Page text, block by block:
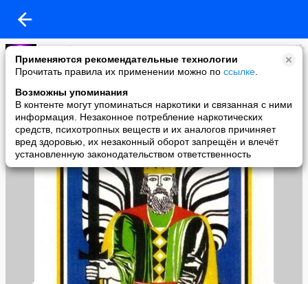
Применяются рекомендательные технологии
Прочитать правила их применении можно по ссылке
Возможны упоминания
В контенте могут упоминаться наркотики и связанная с ними
информация. Незаконное потребление наркотических
средств, психотропных веществ и их аналогов причиняет
вред здоровью, их незаконный оборот запрещён и влечёт
установленную законодательством ответственность
masterkosta
added a photo
30 Oct в 12:26